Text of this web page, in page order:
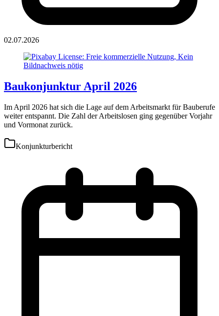
02.07.2026
Baukonjunktur April 2026
Im April 2026 hat sich die Lage auf dem Arbeitsmarkt für Bauberufe
weiter entspannt. Die Zahl der Arbeitslosen ging gegenüber Vorjahr
und Vormonat zurück.
Konjunkturbericht